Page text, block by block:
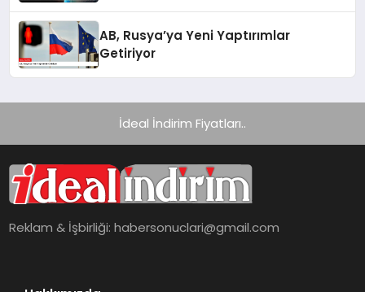
AB, Rusya’ya Yeni Yaptırımlar
Getiriyor
İdeal İndirim Fiyatları..
Reklam & İşbirliği:habersonuclari@gmail.com